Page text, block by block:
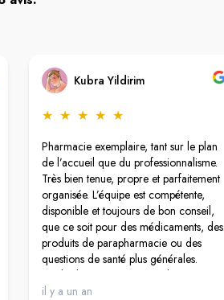
Kubra Yildirim
★ ★ ★ ★ ★
Pharmacie exemplaire, tant sur le plan
de l’accueil que du professionnalisme.
Très bien tenue, propre et parfaitement
organisée. L’équipe est compétente,
disponible et toujours de bon conseil,
que ce soit pour des médicaments, des
produits de parapharmacie ou des
questions de santé plus générales.
Facile d’accès, c’est une adresse que je
recommande sans hésiter!
il y a un an